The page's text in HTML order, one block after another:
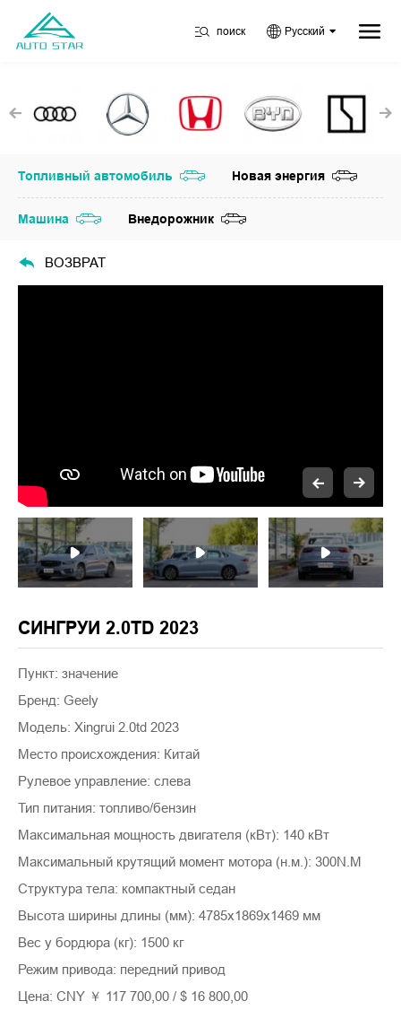
поиск Русский
Топливный автомобиль Новая энергия
Машина Внедорожник
ВОЗВРАТ
СИНГРУИ 2.0TD 2023
Пункт: значение
Бренд: Geely
Модель: Xingrui 2.0td 2023
Место происхождения: Китай
Рулевое управление: слева
Тип питания: топливо/бензин
Максимальная мощность двигателя (кВт): 140 кВт
Максимальный крутящий момент мотора (н.м.): 300N.M
Структура тела: компактный седан
Высота ширины длины (мм): 4785x1869x1469 мм
Вес у бордюра (кг): 1500 кг
Режим привода: передний привод
Цена: CNY ￥ 117 700,00 / $ 16 800,00